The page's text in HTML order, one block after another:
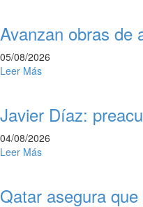
Avanzan obras de
05/08/2026
Leer Más
Javier Díaz:
04/08/2026
Leer Más
Qatar asegura